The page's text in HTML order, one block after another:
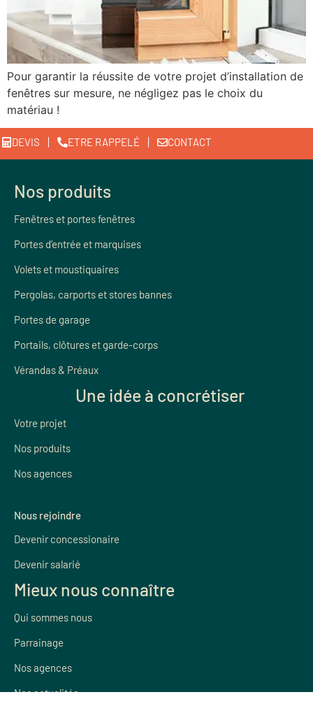
Pour garantir la réussite de votre projet d’installation de
fenêtres sur mesure, ne négligez pas le choix du
matériau !
DEVIS ETRE RAPPELÉ CONTACT
Nos produits
Fenêtres et portes fenêtres
Portes d’entrée et marquises
Volets et moustiquaires
Pergolas, carports et stores bannes
Portes de garage
Portails, clôtures et garde-corps
Vérandas & Préaux
Une idée à concrétiser
Votre projet
Nos produits
Nos agences
Nous rejoindre
Devenir concessionaire
Devenir salarié
Mieux nous connaître
Qui sommes nous
Parrainage
Nos agences
Nos actualités